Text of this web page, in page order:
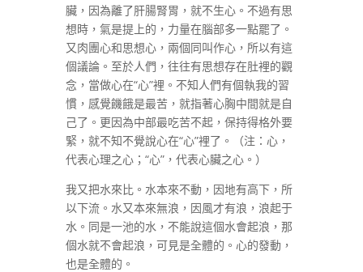
臟，因為離了肝腸腎胃，就不生心。不過有思
想時，氣是提上的，力量在腦部多一點罷了。
又肉團心和思想心，兩個同叫作心，所以有這
個議論。至於人們，往往有思想存在肚裡的觀
念，當做心在“心”裡。不知人們有個執我的習
慣，感覺饑餓是最苦，就指著心胸中間就是自
己了。更因為中部最吃苦不起，保持得格外要
緊，就不知不覺說心在“心”裡了。（注：心，
代表心理之心；“心”，代表心臟之心。）
我又把水來比。水本來不動，因地有高下，所
以下流。水又本來無浪，因風才有浪，浪起于
水。同是一池的水，不能說這個水會起浪，那
個水就不會起浪，可見是全體的。心的發動，
也是全體的。